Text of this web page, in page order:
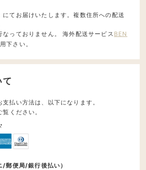
にてお届けいたします。複数住所への配送
なっておりません。 海外配送サービス BEN
下さい。
て
払い方法は、以下になります。
覧ください。
/郵便局/銀行後払い）